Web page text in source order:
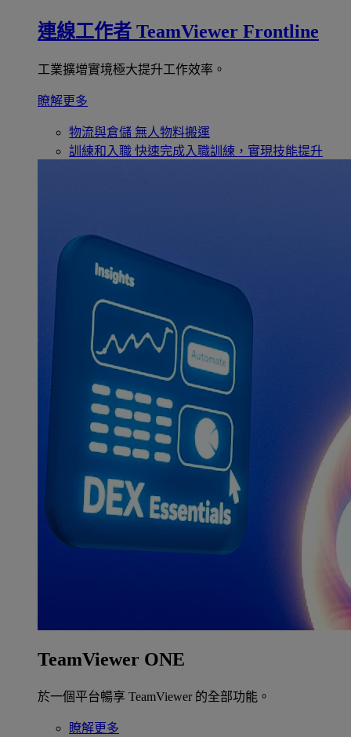
連線工作者 TeamViewer Frontline
工業擴增實境極大提升工作效率。
瞭解更多
物流與倉儲 無人物料搬運
訓練和入職 快速完成入職訓練，實現技能提升
TeamViewer ONE
於一個平台暢享 TeamViewer 的全部功能。
瞭解更多